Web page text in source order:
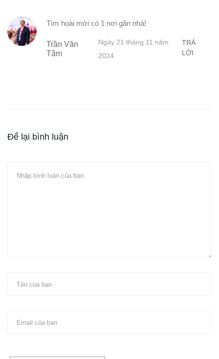
Tìm hoài mới có 1 nơi gần nhà!
Trần Văn
Tâm
Ngày 21 tháng 11 năm
2024
TRẢ
LỜI
Để lại bình luận